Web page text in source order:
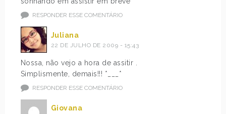
RESPONDER ESSE COMENTÁRIO
Juliana
22 DE JULHO DE 2009 - 15:43
Nossa, não vejo a hora de assitir .
Simplismente, demais!!! *___*
RESPONDER ESSE COMENTÁRIO
Giovana